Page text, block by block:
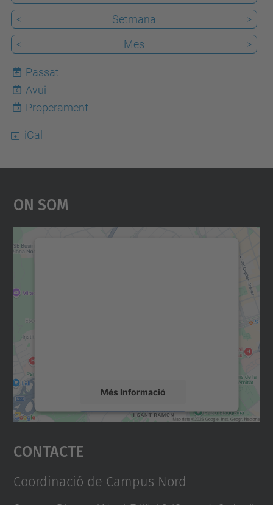
<
Setmana
>
<
Mes >
Passat
6
Avui
Properament
iCal
On Som
Més Informació
Accepta
powered by
Contacte
Coordinació de Campus Nord